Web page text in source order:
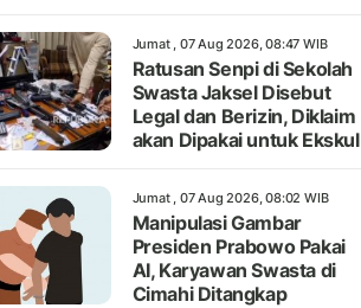
Jumat , 07 Aug 2026, 08:47 WIB
Ratusan Senpi di Sekolah
Swasta Jaksel Disebut
Legal dan Berizin, Diklaim
akan Dipakai untuk Ekskul
Jumat , 07 Aug 2026, 08:02 WIB
Manipulasi Gambar
Presiden Prabowo Pakai
AI, Karyawan Swasta di
Cimahi Ditangkap